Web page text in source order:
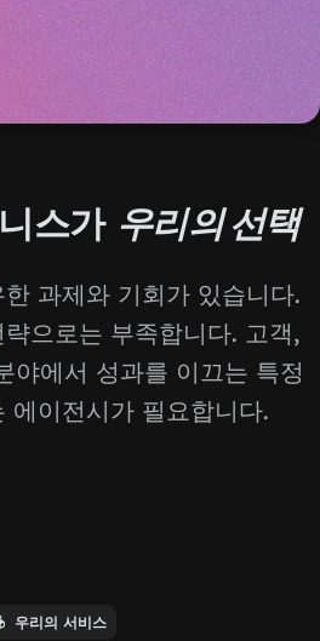
스가 우리의 선택
과제와 기회가 있습니다.
으로는 부족합니다. 고객,
야에서 성과를 이끄는 특정
에이전시가 필요합니다.
우리의 서비스